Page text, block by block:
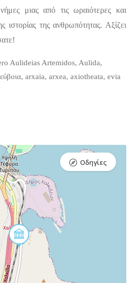
μιας από τις ωραιότερες και
ιστορίας της ανθρωπότητας. Αξίζει
Aulideias Artemidos, Aulida,
arxaia, arxea, axiotheata, evia
Οδηγίες